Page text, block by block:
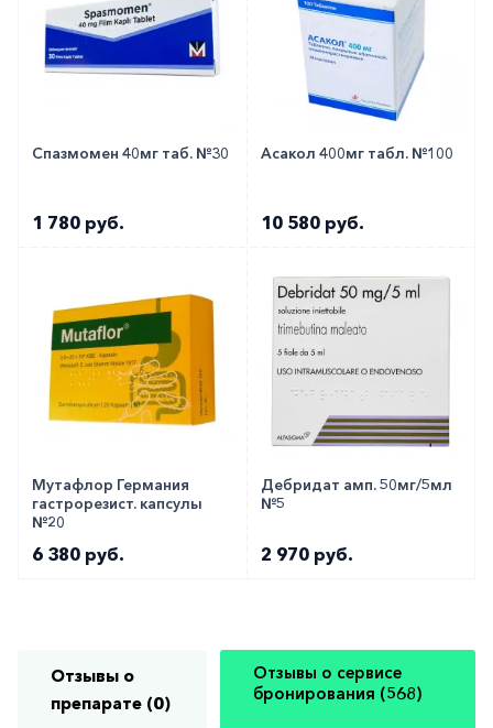
Спазмомен 40мг таб. №30
1 780 руб.
Асакол 400мг табл. №100
10 580 руб.
Мутафлор Германия
гастрорезист. капсулы
№20
6 380 руб.
Дебридат амп. 50мг/5мл
№5
2 970 руб.
Отзывы о
препарате (0)
Отзывы о сервисе
бронирования (568)